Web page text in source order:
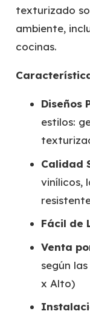
texturizado
ambiente,
cocinas.
Diseños
estilos:
Calidad
vinílicos,
Fácil de
Venta
según
x Alto)